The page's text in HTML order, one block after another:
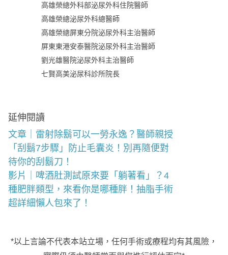
高雄榮總外科部泌尿外科住院醫師
高雄榮總泌尿外科總醫師
高雄榮總屏東分院泌尿外科主治醫師
屏東東港安泰醫院泌尿外科主治醫師
劉光雄醫院泌尿外科主治醫師
七賢高美泌尿科診所院長
延伸閱讀
文章｜雷射除鬍可以一勞永逸？醫師親授
「刮鬍7步驟」防止毛囊炎！別再隨便對
待你的刮鬍刀！
影片｜啤酒肚測試原來要「躺著看」？4
種肥胖類型，來看你是哪種胖！抽脂手術
超詳細懶人包來了！
*以上言論不代表本站立場，任何手術或療程均有其風險，